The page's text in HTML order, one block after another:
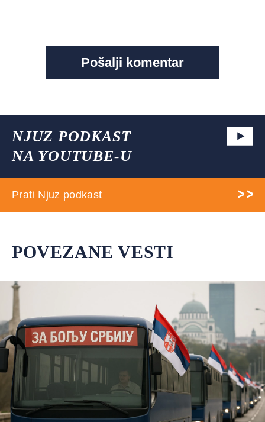
NJUZ PODKAST
NA YOUTUBE-U
Prati Njuz podkast
POVEZANE VESTI